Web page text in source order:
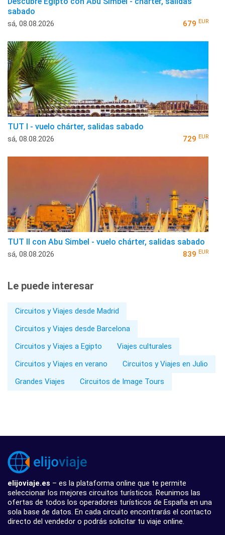
sabado
sá, 08.08.2026 679 EUR
TUT I - vuelo chárter, salidas sabado
sá, 08.08.2026 729 EUR
TUT II con Abu Simbel - vuelo chárter, salidas sabado
sá, 08.08.2026 839 EUR
Le puede interesar
Circuitos y Viajes desde Madrid
Circuitos y Viajes desde Barcelona
Circuitos y Viajes a Egipto
Viajes culturales
Circuitos y Viajes en verano
Circuitos y Viajes en Julio
Grandes Viajes
Circuitos de Image Tours
elijoviaje.es – es la plataforma online que te permite
seleccionar los mejores circuitos turísticos. Reunimos las
ofertas de todos los operadores turísticos de España en una
sola base de datos. En cada circuito encontrarás el contacto
directo del vendedor o podrás solicitar tu viaje online.